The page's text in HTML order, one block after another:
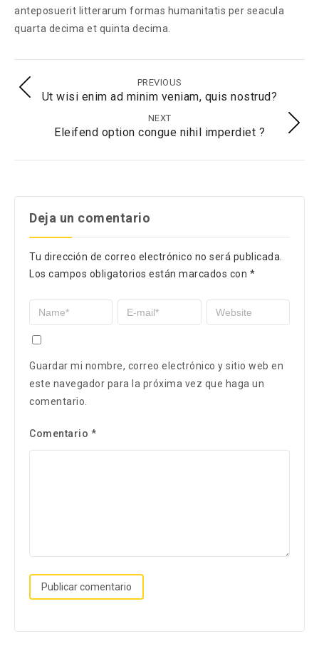
anteposuerit litterarum formas humanitatis per seacula
quarta decima et quinta decima.
PREVIOUS
Ut wisi enim ad minim veniam, quis nostrud?
NEXT
Eleifend option congue nihil imperdiet ?
Deja un comentario
Tu dirección de correo electrónico no será publicada.
Los campos obligatorios están marcados con *
Guardar mi nombre, correo electrónico y sitio web en
este navegador para la próxima vez que haga un
comentario.
Comentario *